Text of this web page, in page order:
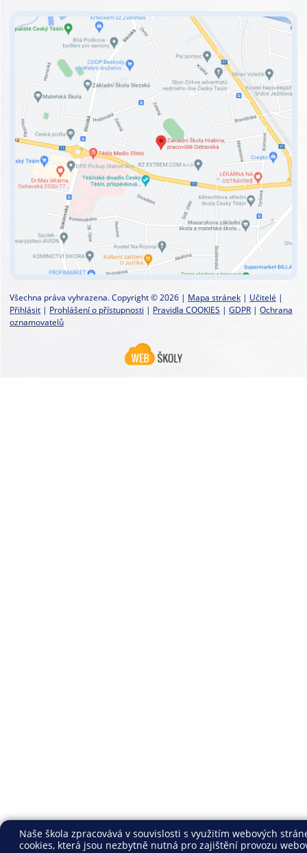
Všechna práva vyhrazena. Copyright © 2026 | Mapa stránek | Učitelé |
Přihlásit | Prohlášení o přístupnosti | Pravidla COOKIES | GDPR | Ochrana
oznamovatelů
Naše škola zpracovává v souvislosti s využitím webových
cookies, která jsou nezbytně nutná pro zajištění provozu